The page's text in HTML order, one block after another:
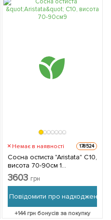
Немає в наявності 178524
Сосна остиста "Aristata" С10,
висота 70-90см 1
саджанець в упаковці
3603 грн
Повідомити про надходження
+144грн бонусів за покупку